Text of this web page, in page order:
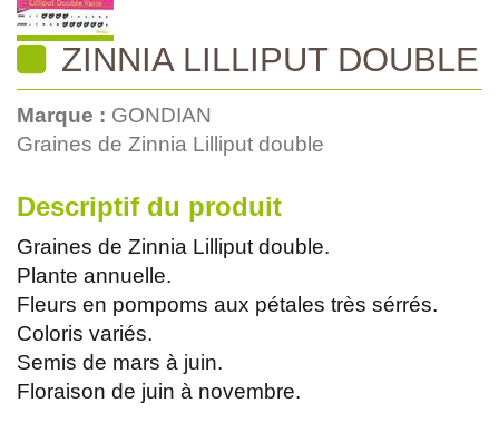
ZINNIA LILLIPUT DOUBLE
Marque : GONDIAN
Graines de Zinnia Lilliput double
Descriptif du produit
Graines de Zinnia Lilliput double.
Plante annuelle.
Fleurs en pompoms aux pétales très sérrés.
Coloris variés.
Semis de mars à juin.
Floraison de juin à novembre.